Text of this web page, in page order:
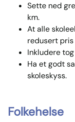
Sette ned
km.
At alle
redusert
Inkludere
Ha et godt
skoleskyss.
Folkehelse